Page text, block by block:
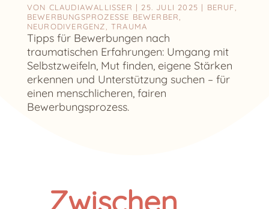
VON CLAUDIAWALLISSER | 25. JULI 2025 | BERUF
BEWERBUNGSPROZESSE BEWERBER
NEURODIVERGENZ
,TRAUMA
Tipps für Bewerbungen nach
traumatischen Erfahrungen: Umgang mit
Selbstzweifeln, Mut finden, eigene Stärken
erkennen und Unterstützung suchen – für
einen menschlicheren, fairen
Bewerbungsprozess.
Zwischen